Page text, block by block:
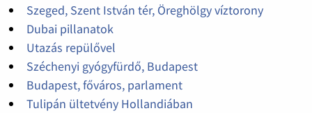
Szeged, Szent István tér, Öreghölgy víztorony
Dubai pillanatok
Utazás repülővel
Széchenyi gyógyfürdő, Budapest
Budapest, főváros, parlament
Tulipán ültetvény Hollandiában